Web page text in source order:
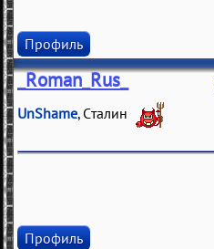
Профиль
_Roman_Rus_
UnShame, Сталин
Профиль